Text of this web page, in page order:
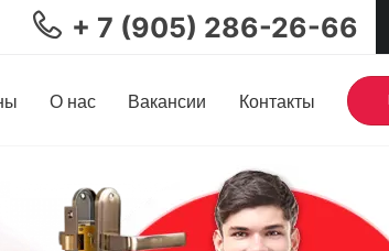
+ 7 (905) 286-26-66
О нас Вакансии Контакты